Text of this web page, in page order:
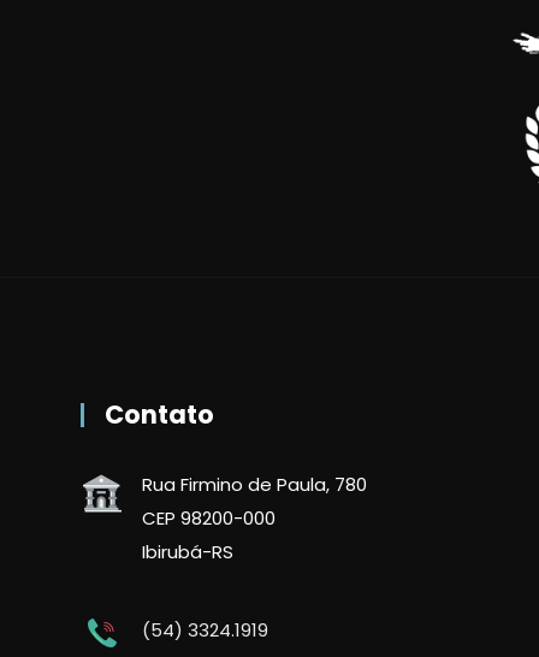
Contato
Rua Firmino de Paula, 780
CEP 98200-000
Ibirubá-RS
(54) 3324.1919